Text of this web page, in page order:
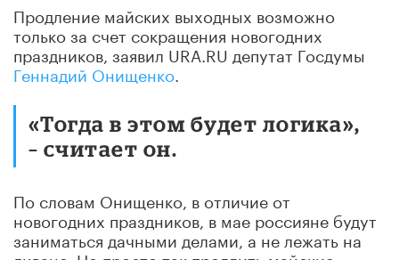
Продление майских выходных возможно
только за счет сокращения новогодних
праздников, заявил URA.RU депутат Госдумы
Геннадий Онищенко
«Тогда в этом будет логика»,
– считает он.
По словам Онищенко, в отличие от
новогодних праздников, в мае россияне будут
заниматься дачными делами, а не лежать на